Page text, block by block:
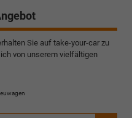
Sie auf take-your-car zu
von unserem vielfältigen